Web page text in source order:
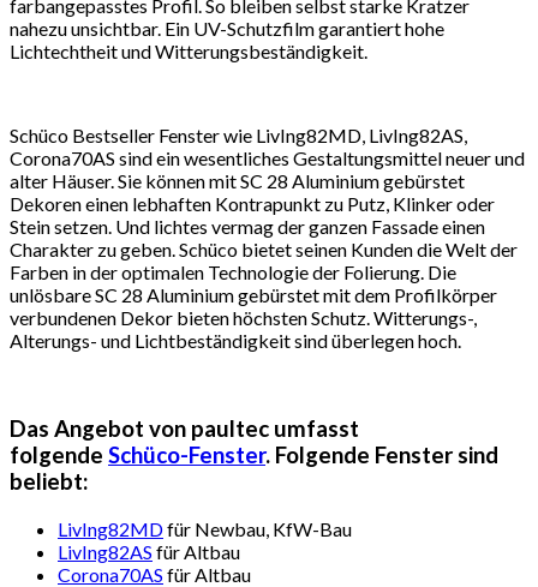
farbangepasstes Profil. So bleiben selbst starke Kratzer
nahezu unsichtbar. Ein UV-Schutzfilm garantiert hohe
Lichtechtheit und Witterungsbeständigkeit.
Schüco Bestseller Fenster wie LivIng82MD, LivIng82AS,
Corona70AS sind ein wesentliches Gestaltungsmittel neuer und
alter Häuser. Sie können mit SC 28 Aluminium gebürstet
Dekoren einen lebhaften Kontrapunkt zu Putz, Klinker oder
Stein setzen. Und lichtes vermag der ganzen Fassade einen
Charakter zu geben. Schüco bietet seinen Kunden die Welt der
Farben in der optimalen Technologie der Folierung. Die
unlösbare SC 28 Aluminium gebürstet mit dem Profilkörper
verbundenen Dekor bieten höchsten Schutz. Witterungs-,
Alterungs- und Lichtbeständigkeit sind überlegen hoch.
Das Angebot von paultec umfasst
folgende Schüco-Fenster. Folgende Fenster sind
beliebt:
LivIng82MDfür Newbau, KfW-Bau
LivIng82AS für Altbau
Corona70AS für Altbau